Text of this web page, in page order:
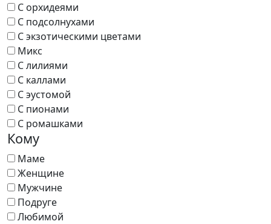
С орхидеями
С подсолнухами
С экзотическими цветами
Микс
С лилиями
С каллами
С эустомой
С пионами
С ромашками
Кому
Маме
Женщине
Мужчине
Подруге
Любимой